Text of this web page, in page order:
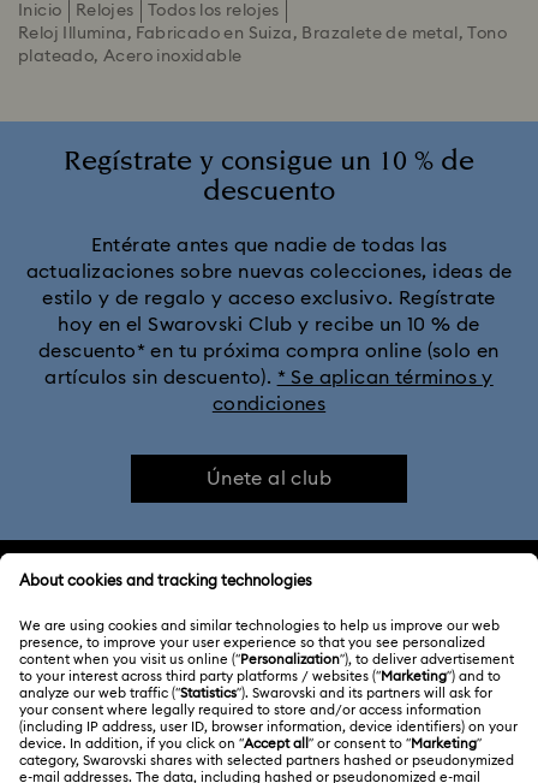
Inicio Relojes
Todos los relojes
Reloj Illumina, Fabricado en Suiza, Brazalete de metal, Tono
plateado, Acero inoxidable
Regístrate y consigue un 10 % de
descuento
Entérate antes que nadie de todas las
actualizaciones sobre nuevas colecciones, ideas de
estilo y de regalo y acceso exclusivo. Regístrate
hoy en el Swarovski Club y recibe un 10 % de
descuento* en tu próxima compra online (solo en
artículos sin descuento). * Se aplican términos y
condiciones
Únete al club
ATENCIÓN AL CLIENTE
Información general del servicio al cliente
Saldo de la tarjeta regalo
Estado de la reparación
ACERCA DE NOSOTROS
Acerca de Swarovski